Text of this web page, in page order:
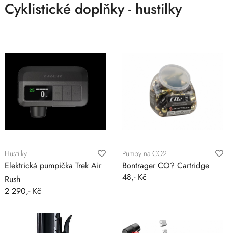
Cyklistické doplňky - hustilky
Hustilky
Elektrická pumpička Trek Air
Rush
2 290,- Kč
Pumpy na CO2
Bontrager CO? Cartridge
48,- Kč